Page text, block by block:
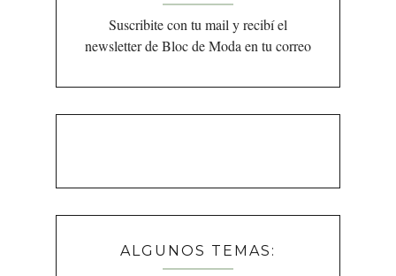
Suscribite con tu mail y recibí el
newsletter de Bloc de Moda en tu correo
ALGUNOS TEMAS: